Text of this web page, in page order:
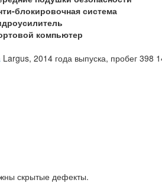
блокировочная система
компьютер
Largus, 2014 года выпуска, пробег 398
передний привод,
скрытые дефекты.